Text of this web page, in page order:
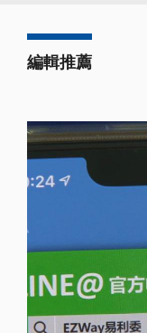
編輯推薦